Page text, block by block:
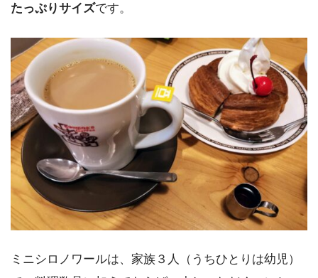
たっぷりサイズです。
ミニシロノワールは、家族３人（うちひとりは幼児）